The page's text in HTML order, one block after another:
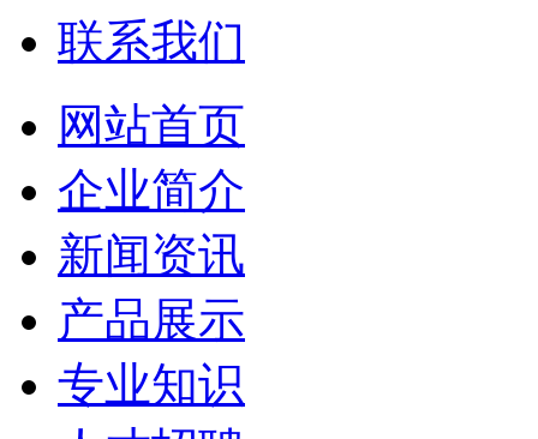
联系我们
网站首页
企业简介
新闻资讯
产品展示
专业知识